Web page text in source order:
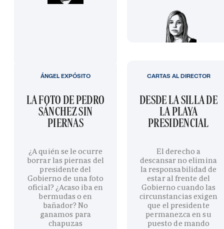
LA FOTO DE PEDRO
SÁNCHEZ SIN
PIERNAS
¿A quién se le ocurre
borrar las piernas del
presidente del
Gobierno de una foto
oficial? ¿Acaso iba en
bermudas o en
bañador? No
ganamos para
chapuzas
ÁNGEL EXPÓSITO
DESDE LA SILLA DE
LA PLAYA
PRESIDENCIAL
El derecho a
descansar no elimina
la responsabilidad de
estar al frente del
Gobierno cuando las
circunstancias exigen
que el presidente
permanezca en su
puesto de mando
CARTAS AL DIRECTOR